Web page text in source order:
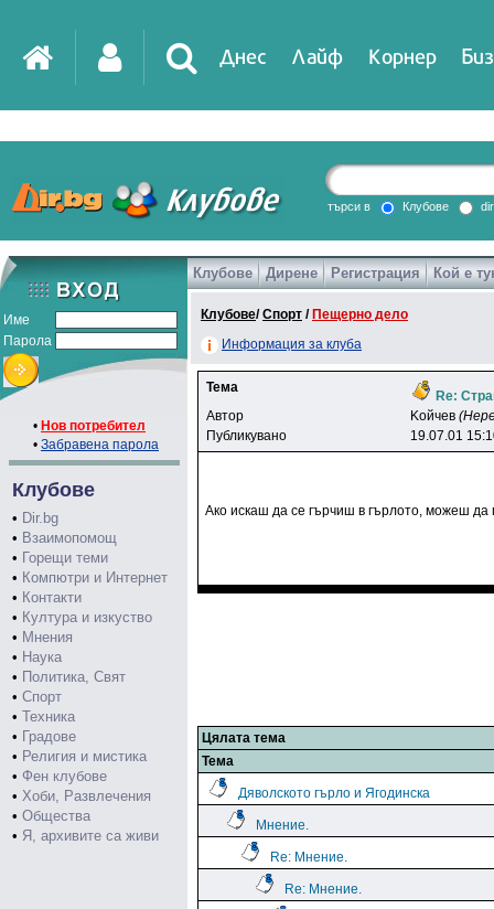
Днес Лайф Корнер
DirTV Impressio
Games
търси в Клубове
Име
Парола
• Нов потребител
• Забравена парола
Клубове
• Dir.bg
• Взаимопомощ
• Горещи теми
• Компютри и Интернет
• Контакти
• Култура и изкуство
• Мнения
• Наука
• Политика, Свят
• Спорт
• Техника
• Градове
• Религия и мистика
• Фен клубове
• Хоби, Развлечения
• Общества
• Я, архивите са живи
Клубове Дирене Регистрация Кой е
Клубове/Спорт / Пещерно дело
Информация за клуба
Тема
Re:
Автор
Koйчeв
Публикувано
19.07.01
Ако искаш да се гърчиш в гърлото, можеш да
Цялата тема
Тема
Дяволското гърло и Ягодинска
Мнение.
Re: Мнение.
Re: Мнение.